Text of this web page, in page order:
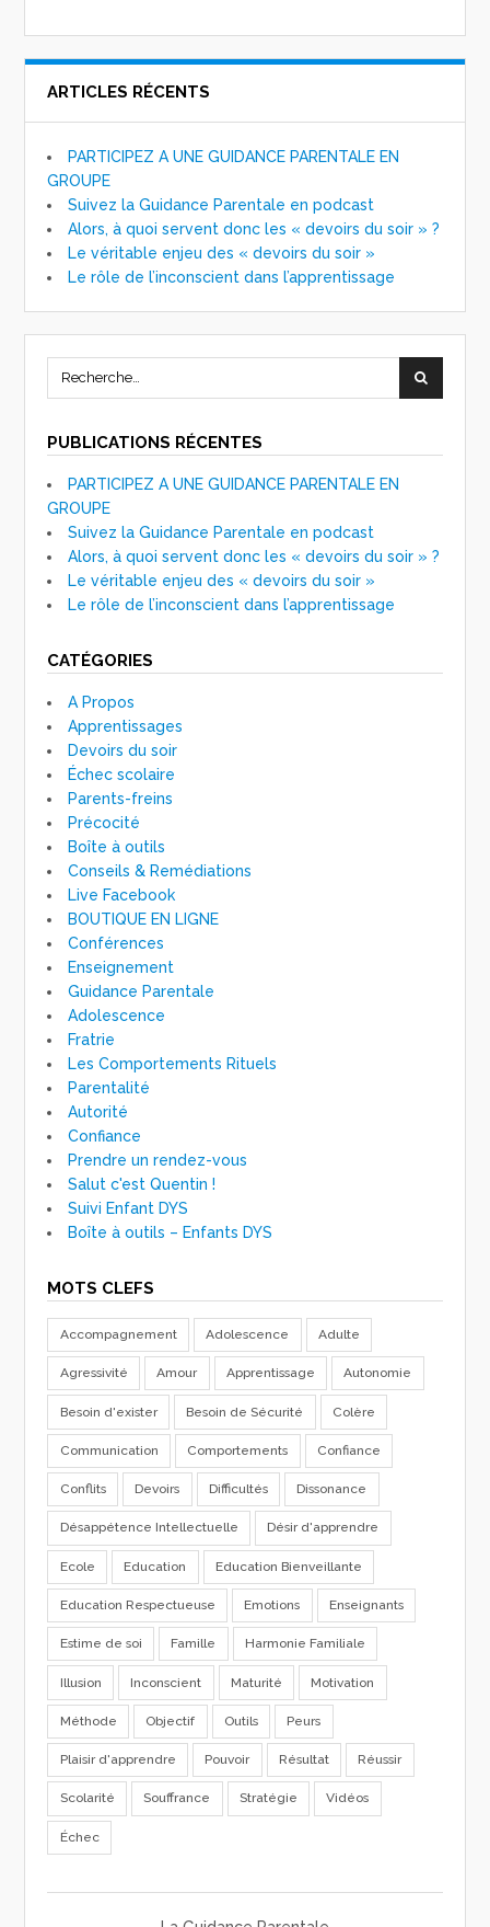
ARTICLES RÉCENTS
PARTICIPEZ A UNE GUIDANCE PARENTALE EN
GROUPE
Suivez la Guidance Parentale en podcast
Alors, à quoi servent donc les « devoirs du soir » ?
Le véritable enjeu des « devoirs du soir »
Le rôle de l’inconscient dans l’apprentissage
PUBLICATIONS RÉCENTES
PARTICIPEZ A UNE GUIDANCE PARENTALE EN
GROUPE
Suivez la Guidance Parentale en podcast
Alors, à quoi servent donc les « devoirs du soir » ?
Le véritable enjeu des « devoirs du soir »
Le rôle de l’inconscient dans l’apprentissage
CATÉGORIES
A Propos
Apprentissages
Devoirs du soir
Échec scolaire
Parents-freins
Précocité
Boîte à outils
Conseils & Remédiations
Live Facebook
BOUTIQUE EN LIGNE
Conférences
Enseignement
Guidance Parentale
Adolescence
Fratrie
Les Comportements Rituels
Parentalité
Autorité
Confiance
Prendre un rendez-vous
Salut c'est Quentin !
Suivi Enfant DYS
Boîte à outils – Enfants DYS
MOTS CLEFS
Accompagnement Adolescence Adulte
Agressivité Amour Apprentissage Autonomie
Besoin d'exister Besoin de Sécurité Colère
Communication Comportements Confiance
Conflits Devoirs Difficultés Dissonance
Désappétence Intellectuelle Désir d'apprendre
Ecole Education Education Bienveillante
Education Respectueuse Emotions Enseignants
Estime de soi Famille Harmonie Familiale
Illusion Inconscient Maturité Motivation
Méthode Objectif Outils Peurs
Plaisir d'apprendre Pouvoir Résultat Réussir
Scolarité Souffrance Stratégie Vidéos
Échec